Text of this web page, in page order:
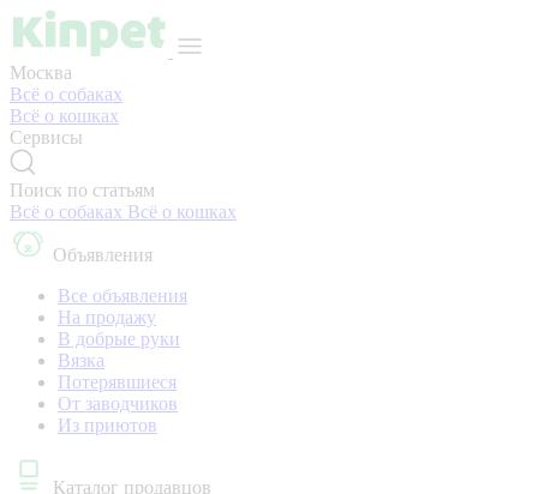
Москва
Всё о собаках
Всё о кошках
Сервисы
Поиск по статьям
Всё о собаках Всё о кошках
Объявления
Все объявления
На продажу
В добрые руки
Вязка
Потерявшиеся
От заводчиков
Из приютов
Каталог продавцов